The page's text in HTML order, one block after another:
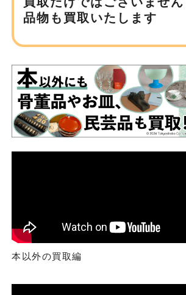
品物も買取いたします
本以外の買取編